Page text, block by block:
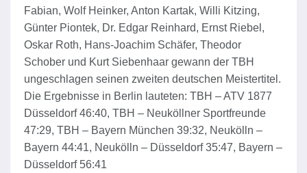
Fabian, Wolf Heinker, Anton Kartak, Willi Kitzing,
Günter Piontek, Dr. Edgar Reinhard, Ernst Riebel,
Oskar Roth, Hans-Joachim Schäfer, Theodor
Schober und Kurt Siebenhaar gewann der TBH
ungeschlagen seinen zweiten deutschen Meistertitel.
Die Ergebnisse in Berlin lauteten: TBH – ATV 1877
Düsseldorf 46:40, TBH – Neuköllner Sportfreunde
47:29, TBH – Bayern München 39:32, Neukölln –
Bayern 44:41, Neukölln – Düsseldorf 35:47, Bayern –
Düsseldorf 56:41